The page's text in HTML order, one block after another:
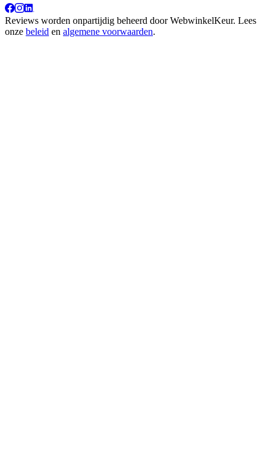
Reviews worden onpartijdig beheerd doorWebwinkelKeur. Lees
onze beleid en algemene voorwaarden.